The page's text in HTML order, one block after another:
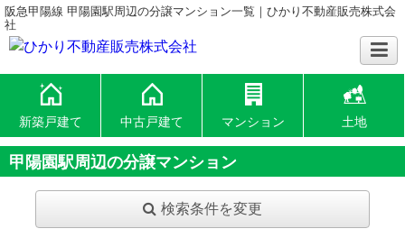
阪急甲陽線 甲陽園駅周辺の分譲マンション一覧｜ひかり不動産販売株式会
社
新築戸建て 中古戸建て マンション 土地
甲陽園駅周辺の分譲マンション
検索条件を変更